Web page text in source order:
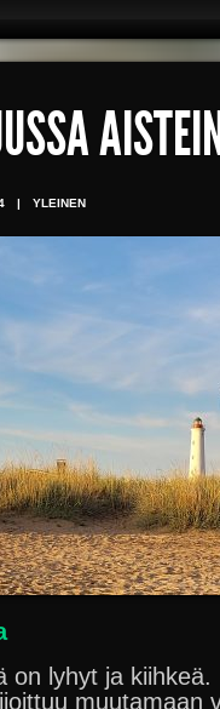
| YLEINEN
on lyhyt ja kiihkeä.
muutamaan